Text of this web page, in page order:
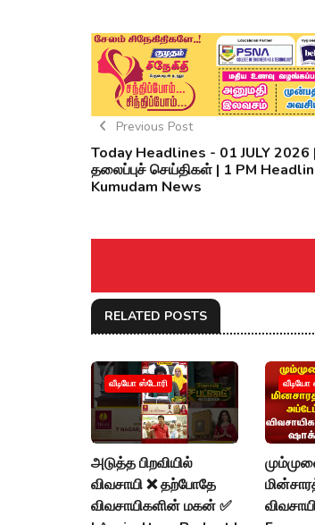
Previous Post
Today Headlines - 01 JULY
தலைப்புச் செய்திகள் | 1 PM
Kumudam News
RELATED POSTS
வீடியோ ஸ்டோரி
அடுத்த பிறவியில்
விவசாயி ❌ தற்போதே
விவசாயிகளின் மகன் ✅
வீடியோ